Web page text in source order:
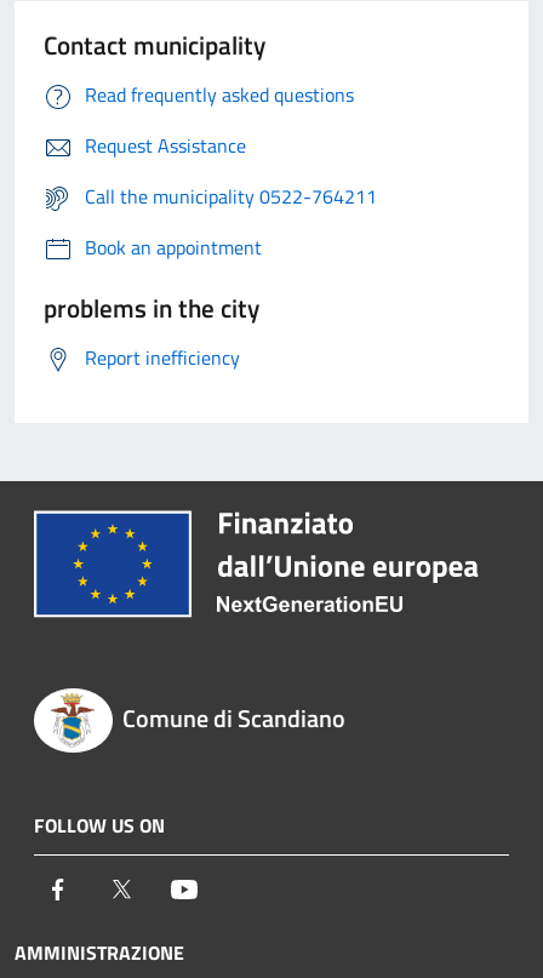
Contact municipality
Read frequently asked questions
Request Assistance
Call the municipality 0522-764211
Book an appointment
problems in the city
Report inefficiency
Comune di Scandiano
FOLLOW US ON
Facebook Twitter
AMMINISTRAZIONE